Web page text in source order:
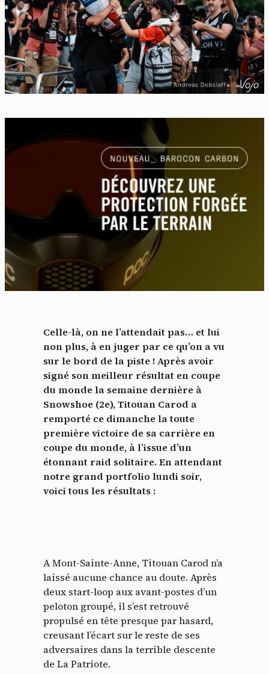
Celle-là, on ne l’attendait pas… et lui
non plus, à en juger par ce qu’on a vu
sur le bord de la piste ! Après avoir
signé son meilleur résultat en coupe
du monde la semaine dernière à
Snowshoe (2e), Titouan Carod a
remporté ce dimanche la toute
première victoire de sa carrière en
coupe du monde, à l’issue d’un
étonnant raid solitaire. En attendant
notre grand portfolio lundi soir,
voici tous les résultats :
A Mont-Sainte-Anne, Titouan Carod n’a
laissé aucune chance au doute. Après
deux start-loop aux avant-postes d’un
peloton groupé, il s’est retrouvé
propulsé en tête presque par hasard,
creusant l’écart sur le reste de ses
adversaires dans la terrible descente
de La Patriote.